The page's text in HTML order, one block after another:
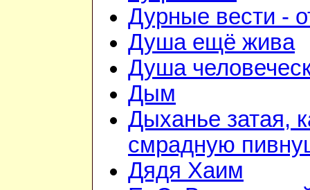
Дурные вести -
Душа ещё жива
Душа
Дым
Дыханье затая,
смрадную
Дядя Хаим